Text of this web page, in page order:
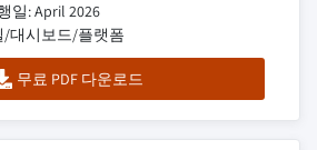
일: April 2026
/대시보드/플랫폼
무료 PDF 다운로드